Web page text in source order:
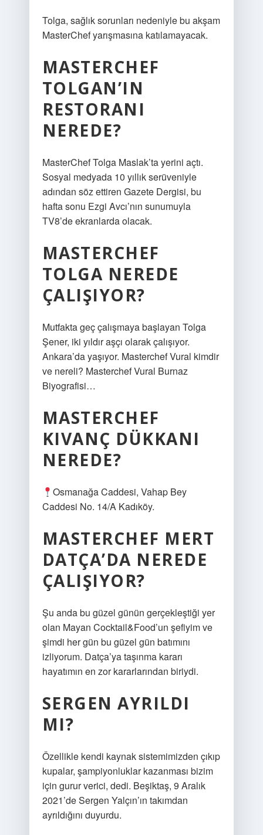
Tolga, sağlık sorunları nedeniyle bu akşam
MasterChef yarışmasına katılamayacak.
MASTERCHEF
TOLGAN’IN
RESTORANI
NEREDE?
MasterChef Tolga Maslak’ta yerini açtı.
Sosyal medyada 10 yıllık serüveniyle
adından söz ettiren Gazete Dergisi, bu
hafta sonu Ezgi Avcı’nın sunumuyla
TV8’de ekranlarda olacak.
MASTERCHEF
TOLGA NEREDE
ÇALIŞIYOR?
Mutfakta geç çalışmaya başlayan Tolga
Şener, iki yıldır aşçı olarak çalışıyor.
Ankara’da yaşıyor. Masterchef Vural kimdir
ve nereli? Masterchef Vural Burnaz
Biyografisi…
MASTERCHEF
KIVANÇ DÜKKANI
NEREDE?
Osmanağa Caddesi, Vahap Bey
Caddesi No. 14/A Kadıköy.
MASTERCHEF MERT
DATÇA’DA NEREDE
ÇALIŞIYOR?
Şu anda bu güzel günün gerçekleştiği yer
olan Mayan Cocktail&Food’un şefiyim ve
şimdi her gün bu güzel gün batımını
izliyorum. Datça’ya taşınma kararı
hayatımın en zor kararlarından biriydi.
SERGEN AYRILDI
MI?
Özellikle kendi kaynak sistemimizden çıkıp
kupalar, şampiyonluklar kazanması bizim
için gurur verici, dedi. Beşiktaş, 9 Aralık
2021’de Sergen Yalçın’ın takımdan
ayrıldığını duyurdu.